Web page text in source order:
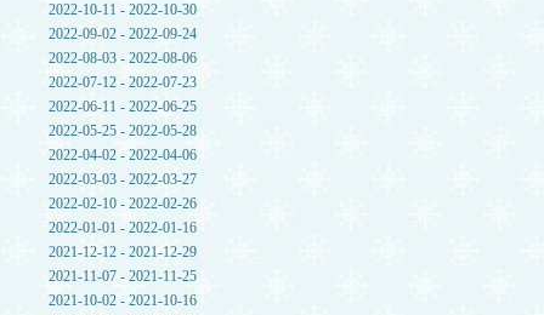
2022-10-11 - 2022-10-30
2022-09-02 - 2022-09-24
2022-08-03 - 2022-08-06
2022-07-12 - 2022-07-23
2022-06-11 - 2022-06-25
2022-05-25 - 2022-05-28
2022-04-02 - 2022-04-06
2022-03-03 - 2022-03-27
2022-02-10 - 2022-02-26
2022-01-01 - 2022-01-16
2021-12-12 - 2021-12-29
2021-11-07 - 2021-11-25
2021-10-02 - 2021-10-16